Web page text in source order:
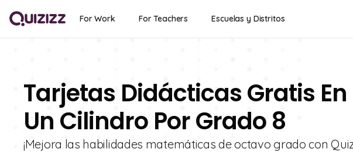
For Work For Teachers Escuelas y Distritos
Tarjetas Didácticas Gratis
Un Cilindro Por Grado 8
¡Mejora las habilidades matemáticas de octavo grado con